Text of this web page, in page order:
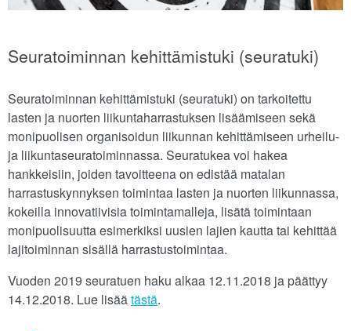
Seuratoiminnan kehittämistuki (seuratuki)
Seuratoiminnan kehittämistuki (seuratuki) on tarkoitettu
lasten ja nuorten liikuntaharrastuksen lisäämiseen sekä
monipuolisen organisoidun liikunnan kehittämiseen urheilu-
ja liikuntaseuratoiminnassa. Seuratukea voi hakea
hankkeisiin, joiden tavoitteena on edistää matalan
harrastuskynnyksen toimintaa lasten ja nuorten liikunnassa,
kokeilla innovatiivisia toimintamalleja, lisätä toimintaan
monipuolisuutta esimerkiksi uusien lajien kautta tai kehittää
lajitoiminnan sisällä harrastustoimintaa.
Vuoden 2019 seuratuen haku alkaa 12.11.2018 ja päättyy
14.12.2018. Lue lisäätästä.